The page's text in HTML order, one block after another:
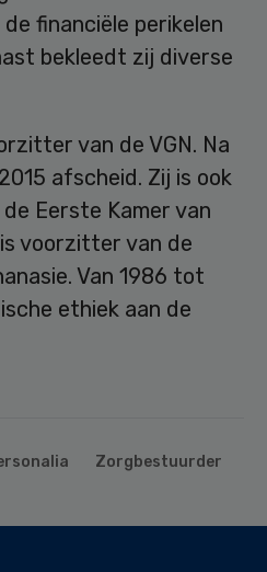
financiële perikelen
bekleedt zij diverse
van de VGN. Na
afscheid. Zij is ook
Eerste Kamer van
voorzitter van de
Van 1986 tot
ethiek aan de
Zorgbestuurder